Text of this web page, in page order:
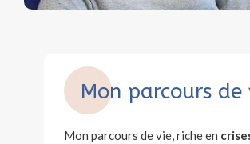
Mon parcours de
Mon parcours de vie, riche en